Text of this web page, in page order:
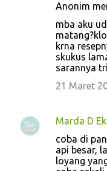
Anonim
mba aku
krna
skukus
sarannya
21 Maret
Marda D
coba di
api besar,
loyang